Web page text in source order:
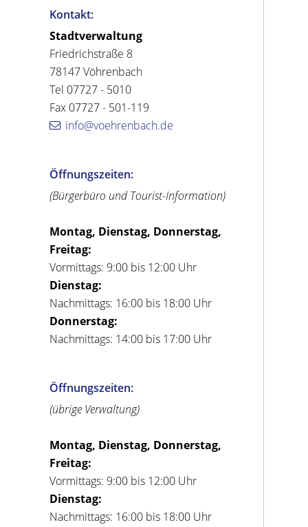
Kontakt:
Stadtverwaltung
Friedrichstraße 8
78147 Vöhrenbach
Tel 07727 - 5010
Fax 07727 - 501-119
info@voehrenbach.de
Öffnungszeiten:
(Bürgerbüro und Tourist-Information)
Montag, Dienstag, Donnerstag,
Freitag:
Vormittags: 9:00 bis 12:00 Uhr
Dienstag:
Nachmittags: 16:00 bis 18:00 Uhr
Donnerstag:
Nachmittags: 14:00 bis 17:00 Uhr
Öffnungszeiten:
(übrige Verwaltung)
Montag, Dienstag, Donnerstag,
Freitag:
Vormittags: 9:00 bis 12:00 Uhr
Dienstag:
Nachmittags: 16:00 bis 18:00 Uhr